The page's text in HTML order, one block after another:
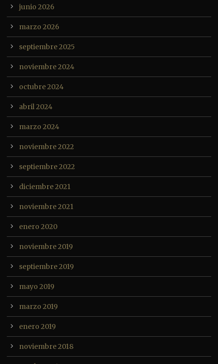
junio 2026
marzo 2026
septiembre 2025
noviembre 2024
octubre 2024
abril 2024
marzo 2024
noviembre 2022
septiembre 2022
diciembre 2021
noviembre 2021
enero 2020
noviembre 2019
septiembre 2019
mayo 2019
marzo 2019
enero 2019
noviembre 2018